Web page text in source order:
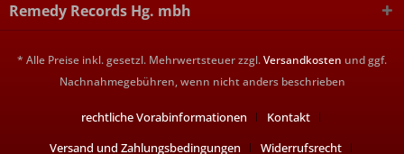
Remedy Records Hg. mbh
* Alle Preise inkl. gesetzl. Mehrwertsteuer zzgl.Versandkosten und ggf.
Nachnahmegebühren, wenn nicht anders beschrieben
rechtliche Vorabinformationen
Kontakt
Versand und Zahlungsbedingungen
Widerrufsrecht